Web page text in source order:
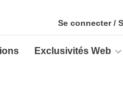
Exclusivités Web
Se connecter /